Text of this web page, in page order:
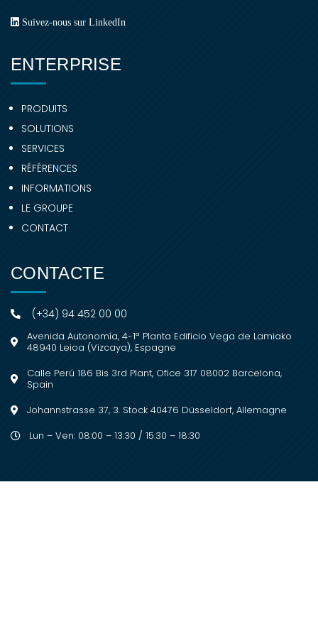
Suivez-nous sur LinkedIn
ENTERPRISE
PRODUITS
SOLUTIONS
SERVICES
RÉFÉRENCES
INFORMATIONS
LE GROUPE
CONTACT
CONTACTE
(+34) 94 452 00 00
Avenida Autonomía, 4-1ª Planta Edificio Vega de Lamiako
48940 Leioa (Vizcaya), Espagne
Calle Perú 186 Bis 3rd Plant, Ofice 317 08002 Barcelona,
Spain
Johannstrasse 37, 3. Stock 40476 Düsseldorf, Allemagne
Lun – Ven: 08:00 – 13:30 / 15:30 – 18:30